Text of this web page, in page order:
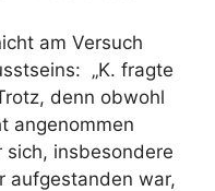
am Versuch
„K. fragte
denn obwohl
angenommen
insbesondere
aufgestanden war,